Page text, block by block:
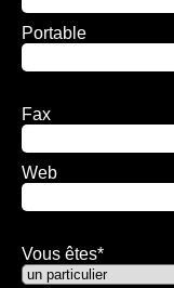
Portable
Fax
Web
Vous êtes*